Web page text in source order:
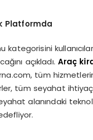
Platformda
açıkladı. Araç
tüm
tüm seyahat
alanındaki